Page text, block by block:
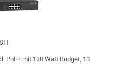
PoE+ mit 130 Watt Budget, 10